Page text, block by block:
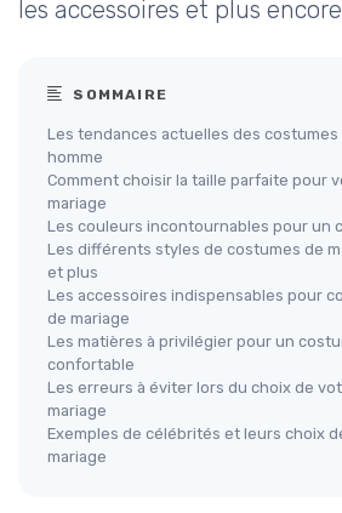
les accessoires et plus
SOMMAIRE
Les tendances actuelles des costumes
homme
Comment choisir la taille parfaite pour
mariage
Les couleurs incontournables pour un
Les différents styles de costumes de
et plus
Les accessoires indispensables pour
de mariage
Les matières à privilégier pour un
confortable
Les erreurs à éviter lors du choix de
mariage
Exemples de célébrités et leurs choix
mariage